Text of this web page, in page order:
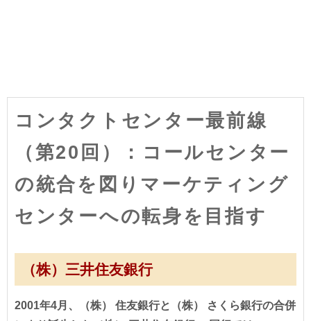
コンタクトセンター最前線
（第20回）：コールセンター
の統合を図りマーケティング
センターへの転身を目指す
（株）三井住友銀行
2001年4月、（株） 住友銀行と（株） さくら銀行の合併